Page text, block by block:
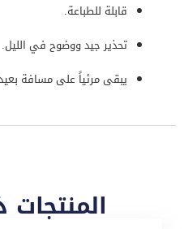
قابلة للطباعة.
تحذير جيد ووضوح في الليل.
يبقى مرئياً على مسافة